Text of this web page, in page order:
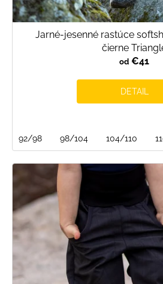
Jarné-jesenné rastúce
čierne
od €41
DETAIL
92/98 98/104 104/110